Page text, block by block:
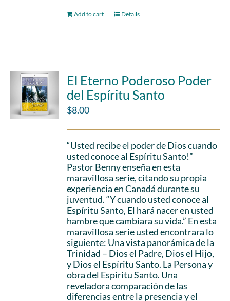
Add to cart Details
El Eterno Poderoso Poder
del Espíritu Santo
$8.00
“Usted recibe el poder de Dios cuando
usted conoce al Espíritu Santo!”
Pastor Benny enseña en esta
maravillosa serie, citando su propia
experiencia en Canadá durante su
juventud. “Y cuando usted conoce al
Espíritu Santo, El hará nacer en usted
hambre que cambiara su vida.” En esta
maravillosa serie usted encontrara lo
siguiente: Una vista panorámica de la
Trinidad – Dios el Padre, Dios el Hijo,
y Dios el Espíritu Santo. La Persona y
obra del Espíritu Santo. Una
reveladora comparación de las
diferencias entre la presencia y el